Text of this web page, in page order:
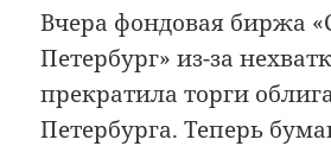
Вчера фондовая биржа
Петербург» из-за
прекратила торги
Петербурга. Теперь